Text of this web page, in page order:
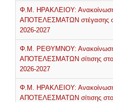
Αθλητισμός
Φοιτητικό Κέντρο
ΚΕ.ΨΥ.ΣΥ
Συνήγορος του φοιτητή
Απασχόληση & Σταδιοδρομία
Διάφορα χρήσιμα
Φ.Μ. ΗΡΑΚΛΕΙΟΥ:
ΑΠΟΤΕΛΕΣΜΑΤΩΝ στέγασης
2026-2027
Φ.Μ. ΡΕΘΥΜΝΟΥ:
ΑΠΟΤΕΛΕΣΜΑΤΩΝ σίτισης στο
2026-2027
Φ.Μ. ΗΡΑΚΛΕΙΟΥ:
ΑΠΟΤΕΛΕΣΜΑΤΩΝ σίτισης στο